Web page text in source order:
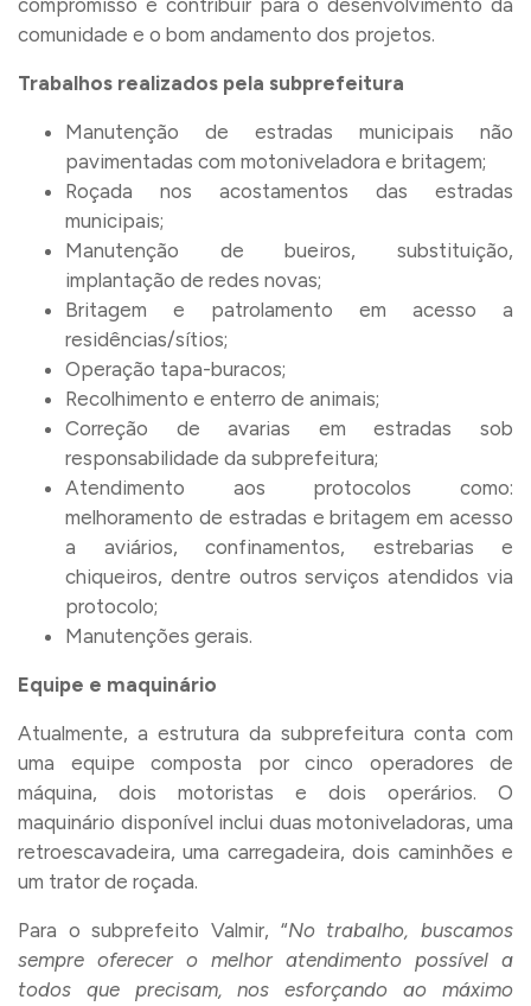
compromisso é contribuir para o desenvolvimento da
comunidade e o bom andamento dos projetos.
Trabalhos realizados pela subprefeitura
Manutenção de estradas municipais não
pavimentadas com motoniveladora e britagem;
Roçada nos acostamentos das estradas
municipais;
Manutenção de bueiros, substituição,
implantação de redes novas;
Britagem e patrolamento em acesso a
residências/sítios;
Operação tapa-buracos;
Recolhimento e enterro de animais;
Correção de avarias em estradas sob
responsabilidade da subprefeitura;
Atendimento aos protocolos como:
melhoramento de estradas e britagem em acesso
a aviários, confinamentos, estrebarias e
chiqueiros, dentre outros serviços atendidos via
protocolo;
Manutenções gerais.
Equipe e maquinário
Atualmente, a estrutura da subprefeitura conta com
uma equipe composta por cinco operadores de
máquina, dois motoristas e dois operários. O
maquinário disponível inclui duas motoniveladoras, uma
retroescavadeira, uma carregadeira, dois caminhões e
um trator de roçada.
Para o subprefeito Valmir, “No trabalho, buscamos
sempre oferecer o melhor atendimento possível a
todos que precisam, nos esforçando ao máximo